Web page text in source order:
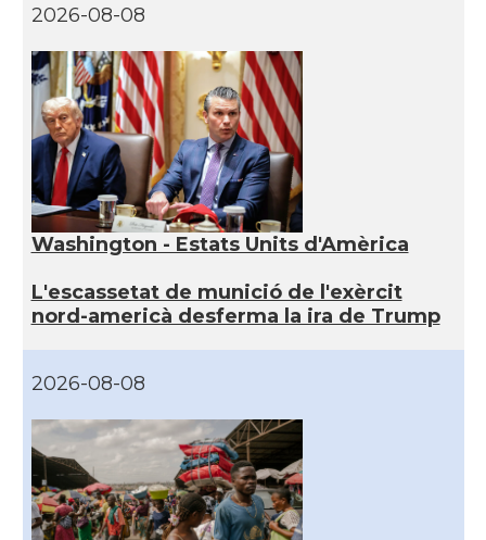
2026-08-08
Washington - Estats Units d'Amèrica
L'escassetat de munició de l'exèrcit
nord-americà desferma la ira de Trump
2026-08-08